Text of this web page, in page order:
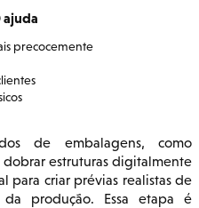
ajuda
precocemente
de embalagens, como
dobrar estruturas digitalmente
para criar prévias realistas de
produção. Essa etapa é